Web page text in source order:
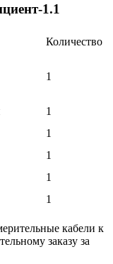
1.1
Количество
1
1
1
1
1
1
кабели к
заказу за